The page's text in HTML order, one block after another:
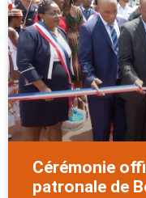
Cérémonie
patronale de